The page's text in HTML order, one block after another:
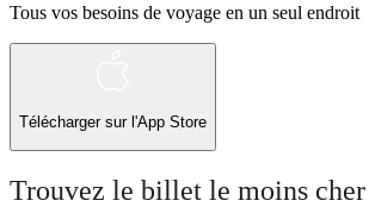
Tous vos besoins de voyage en un seul endroit
Télécharger sur l'App Store
Trouvez le billet le moins